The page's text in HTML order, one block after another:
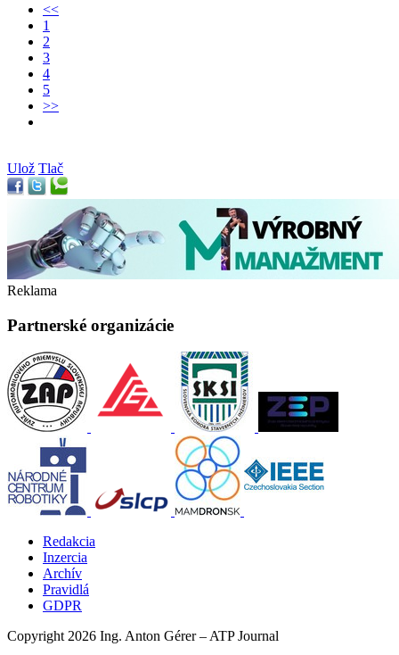
<<
1
2
3
4
5
>>
Ulož Tlač
Reklama
Partnerské organizácie
Redakcia
Inzercia
Archív
Pravidlá
GDPR
Copyright 2026 Ing. Anton Gérer – ATP Journal